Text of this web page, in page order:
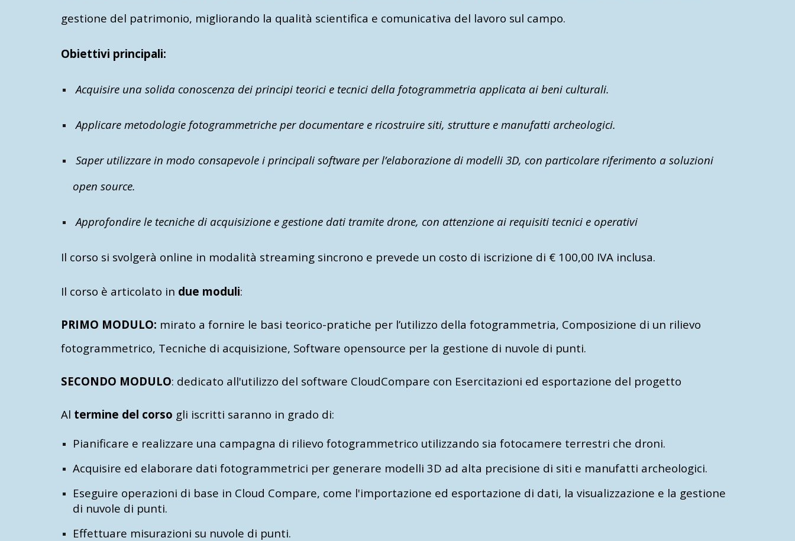
gestione del patrimonio, migliorando la qualità scientifica e comunicativa del lavoro sul campo.
Obiettivi principali:
Acquisire una solida conoscenza dei principi teorici e tecnici della fotogrammetria applicata ai beni culturali.
Applicare metodologie fotogrammetriche per documentare e ricostruire siti, strutture e manufatti archeologici.
Saper utilizzare in modo consapevole i principali software per l’elaborazione di modelli 3D, con particolare riferimento a soluzioni
open source.
Approfondire le tecniche di acquisizione e gestione dati tramite drone, con attenzione ai requisiti tecnici e operativi
Il corso si svolgerà online in modalità streaming sincrono e prevede un costo di iscrizione di € 100,00 IVA inclusa.
Il corso è articolato in due moduli:
PRIMO MODULO: mirato a fornire le basi teorico-pratiche per l’utilizzo della fotogrammetria, Composizione di un rilievo
fotogrammetrico, Tecniche di acquisizione, Software opensource per la gestione di nuvole di punti.
SECONDO MODULO: dedicato all'utilizzo del software CloudCompare con Esercitazioni ed esportazione del progetto
Al termine del corso gli iscritti saranno in grado di:
Pianificare e realizzare una campagna di rilievo fotogrammetrico utilizzando sia fotocamere terrestri che droni.
Acquisire ed elaborare dati fotogrammetrici per generare modelli 3D ad alta precisione di siti e manufatti archeologici.
Eseguire operazioni di base in Cloud Compare, come l'importazione ed esportazione di dati, la visualizzazione e la gestione
di nuvole di punti.
Effettuare misurazioni su nuvole di punti.